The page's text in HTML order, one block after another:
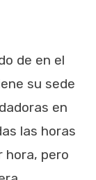
de en el
su sede
en
las horas
hora, pero